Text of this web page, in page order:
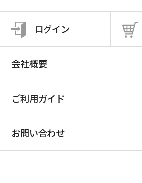
ログイン
会社概要
ご利用ガイド
お問い合わせ